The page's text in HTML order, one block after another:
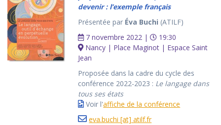
devenir : l’exemple français
Présentée par Éva Buchi (ATILF)
7 novembre 2022 |
19:30
Nancy | Place Maginot | Espace Saint
Jean
Proposée dans la cadre du cycle des
conférence 2022-2023 : Le langage dans
tous ses états
Voir l'affiche de la conférence
eva.buchi [at] atilf.fr